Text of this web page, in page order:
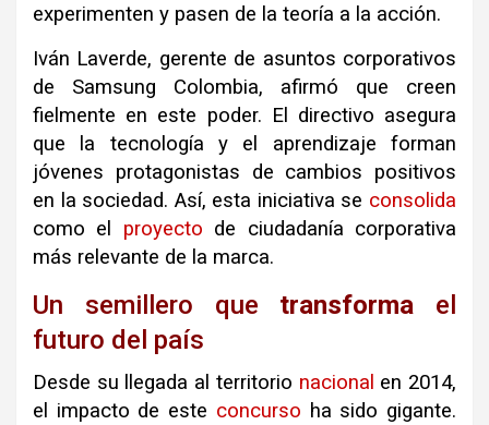
experimenten y pasen de la teoría a la acción.
Iván Laverde, gerente de asuntos corporativos
de Samsung Colombia, afirmó que creen
fielmente en este poder. El directivo asegura
que la tecnología y el aprendizaje forman
jóvenes protagonistas de cambios positivos
en la sociedad. Así, esta iniciativa se consolida
como el proyecto de ciudadanía corporativa
más relevante de la marca.
Un semillero que transforma el
futuro del país
Desde su llegada al territorio nacional en 2014,
el impacto de este concurso ha sido gigante.